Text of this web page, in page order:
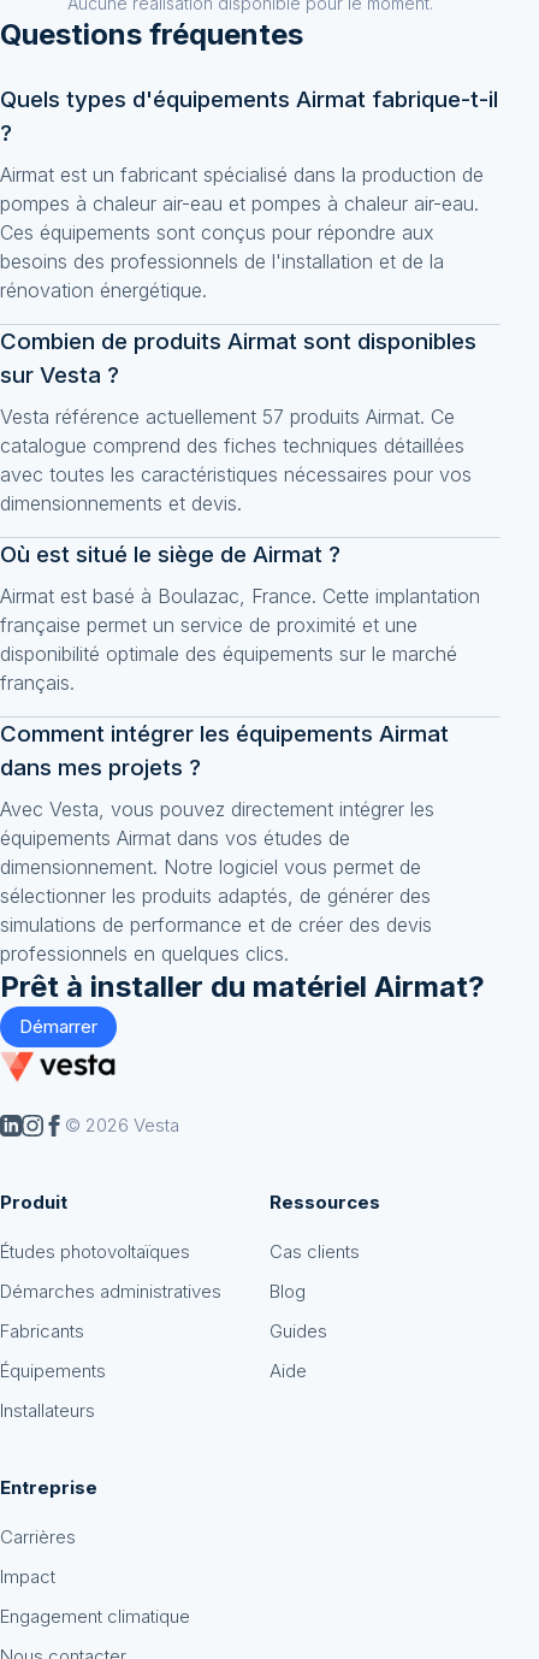
Questions fréquentes
Quels types d'équipements Airmat fabrique-t-il
?
Airmat est un fabricant spécialisé dans la production de
pompes à chaleur air-eau et pompes à chaleur air-eau.
Ces équipements sont conçus pour répondre aux
besoins des professionnels de l'installation et de la
rénovation énergétique.
Combien de produits Airmat sont disponibles
sur Vesta ?
Vesta référence actuellement 57 produits Airmat. Ce
catalogue comprend des fiches techniques détaillées
avec toutes les caractéristiques nécessaires pour vos
dimensionnements et devis.
Où est situé le siège de Airmat ?
Airmat est basé à Boulazac, France. Cette implantation
française permet un service de proximité et une
disponibilité optimale des équipements sur le marché
français.
Comment intégrer les équipements Airmat
dans mes projets ?
Avec Vesta, vous pouvez directement intégrer les
équipements Airmat dans vos études de
dimensionnement. Notre logiciel vous permet de
sélectionner les produits adaptés, de générer des
simulations de performance et de créer des devis
professionnels en quelques clics.
Prêt à installer du matériel Airmat?
Démarrer
© 2026 Vesta
Produit
Études photovoltaïques
Démarches administratives
Fabricants
Équipements
Installateurs
Ressources
Cas clients
Blog
Guides
Aide
Entreprise
Carrières
Impact
Engagement climatique